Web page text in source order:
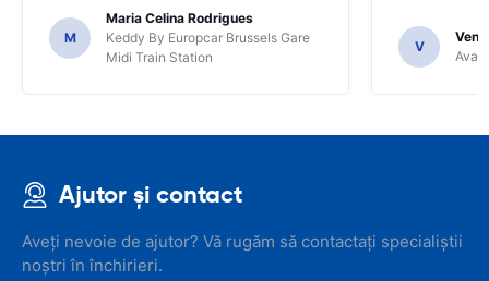
M
Maria Celina Rodrigues
Keddy By Europcar Brussels Gare
Midi Train Station
V
Ajutor și contact
Aveți nevoie de ajutor? Vă rugăm să contactați specialiștii
noștri în închirieri.